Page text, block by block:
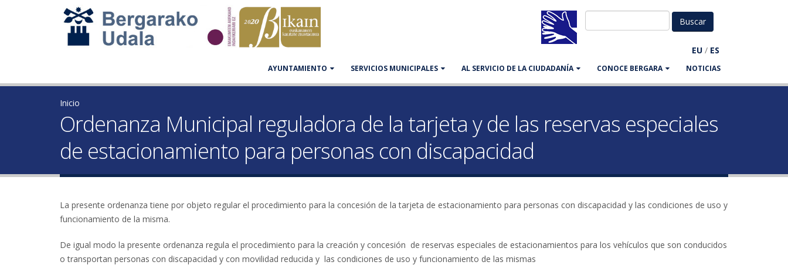
EU / ES
AYUNTAMIENTO SERVICIOS MUNICIPALES AL SERVICIO DE LA CIUDADANÍA CONOCE BERGARA NOTICIAS
Inicio
Ordenanza Municipal reguladora de la tarjeta y de las reservas especiales
de estacionamiento para personas con discapacidad
La presente ordenanza tiene por objeto regular el procedimiento para la concesión de la tarjeta de estacionamiento para personas con discapacidad y las condiciones de uso y
funcionamiento de la misma.
De igual modo la presente ordenanza regula el procedimiento para la creación y concesión de reservas especiales de estacionamientos para los vehículos que son conducidos
o transportan personas con discapacidad y con movilidad reducida y las condiciones de uso y funcionamiento de las mismas